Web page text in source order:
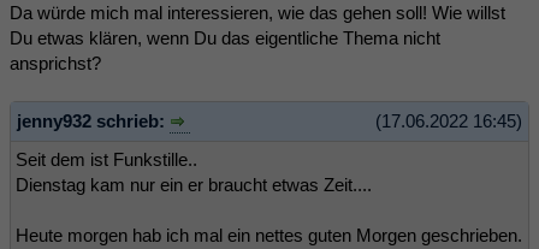
Da würde mich mal interessieren, wie das gehen soll! Wie willst
Du etwas klären, wenn Du das eigentliche Thema nicht
ansprichst?
(17.06.2022 16:45)
jenny932 schrieb:
Seit dem ist Funkstille..
Dienstag kam nur ein er braucht etwas Zeit....
Heute morgen hab ich mal ein nettes guten Morgen geschrieben.